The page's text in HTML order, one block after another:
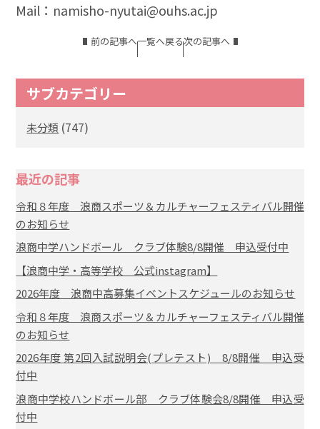
Mail：namisho-nyutai@ouhs.ac.jp
前の記事へ一覧へ戻る次の記事へ
サブカテゴリー
未分類 (747)
最近の記事
令和８年度 浪商スポーツ＆カルチャーフェスティバル開催
のお知らせ
浪商中学ハンドボール クラブ体験8/8開催 申込受付中
【浪商中学・高等学校 公式instagram】
2026年度 浪商中高募集イベントスケジュールのお知らせ
令和８年度 浪商スポーツ＆カルチャーフェスティバル開催
のお知らせ
2026年度 第2回入試説明会(プレテスト) 8/8開催 申込受
付中
浪商中学校ハンドボール部 クラブ体験会8/8開催 申込受
付中